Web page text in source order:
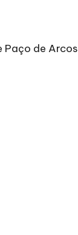
Paço de Arcos